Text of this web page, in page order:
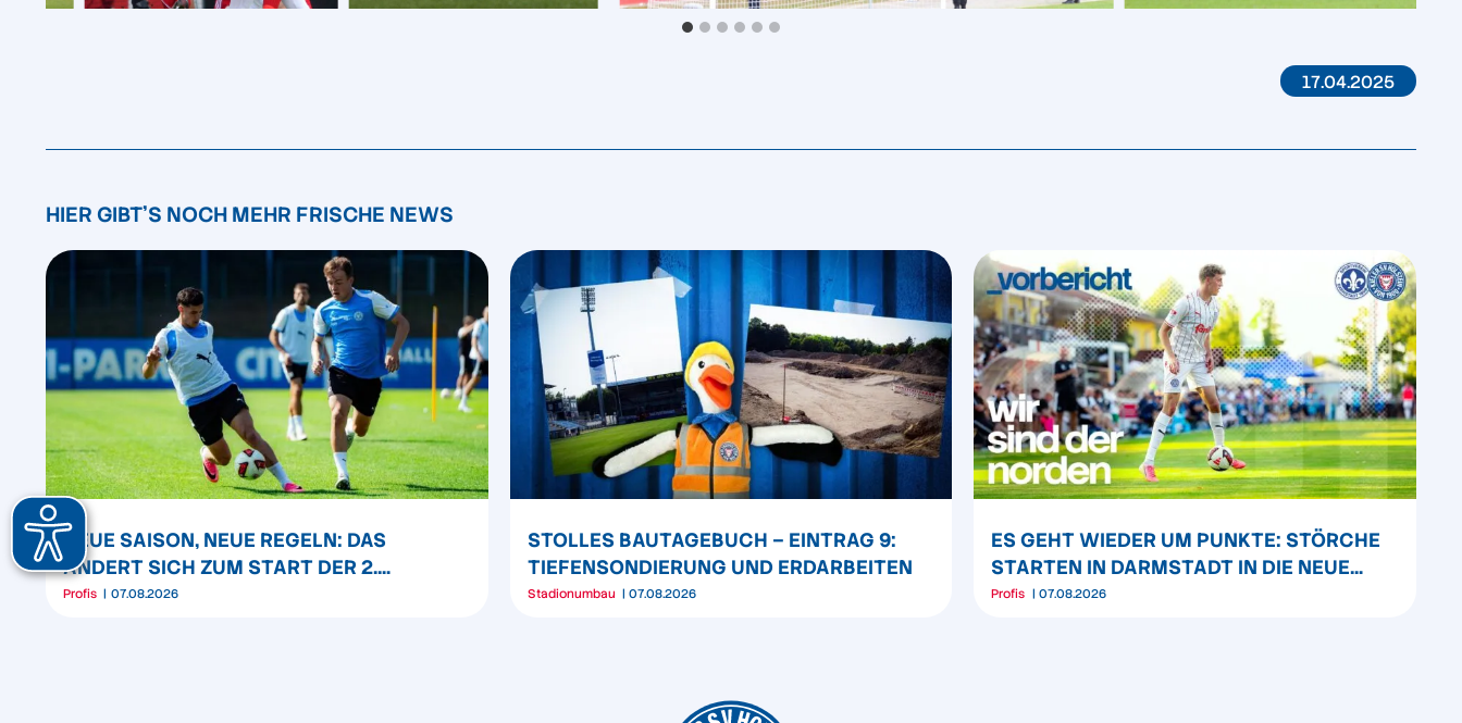
17.04.2025
HIER GIBT'S NOCH MEHR FRISCHE NEWS
NEUE SAISON, NEUE REGELN: DAS
ÄNDERT SICH ZUM START DER 2.
BUNDESLIGA
Profis 07.08.2026
STOLLES BAUTAGEBUCH – EINTRAG 9:
TIEFENSONDIERUNG UND ERDARBEITEN
Stadionumbau 07.08.2026
ES GEHT WIEDER UM PUNKTE: STÖRCHE
STARTEN IN DARMSTADT IN DIE NEUE
SAISON
Profis 07.08.2026